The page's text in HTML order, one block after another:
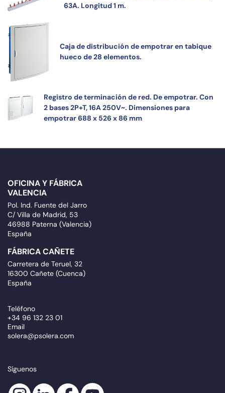
63A. Longitud 1 m.
Caja de distribución de empotrar en tabique
hueco de 28 elementos.
Registro de terminación de red. De empotrar. Con
2 bases 2P+T, 16A 250V~. Dimensiones para
empotrar 688 x 526 x 86 mm
OFICINA Y FÁBRICA
VALENCIA
Pol. Ind. Fuente del Jarro
C/ Villa de Madrid, 53
46988 Paterna (Valencia)
España
FÁBRICA CAÑETE
Carretera de Teruel, 32
16300 Cañete (Cuenca)
España
Teléfono
+34 96 132 23 01
Email
solera@psolera.com
Síguenos